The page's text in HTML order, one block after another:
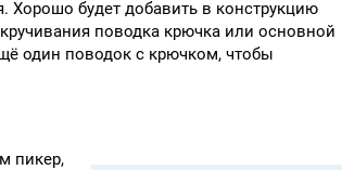
Хорошо будет добавить в конструкцию
поводка крючка или основной
один поводок с крючком, чтобы
пикер,